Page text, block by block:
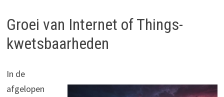
Groei van Internet of Things-
kwetsbaarheden
In de
afgelopen